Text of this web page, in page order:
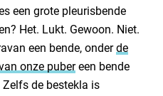
een grote pleurisbende
Het. Lukt. Gewoon. Niet.
een bende, onderde
onze pubereen bende
Zelfs de bestekla is